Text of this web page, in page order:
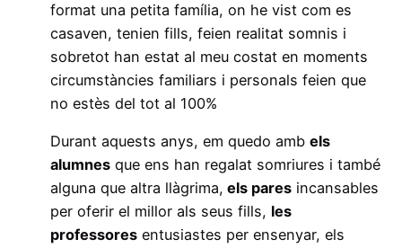
format una petita família, on he vist com es
casaven, tenien fills, feien realitat somnis i
sobretot han estat al meu costat en moments
circumstàncies familiars i personals feien que
no estès del tot al 100%
Durant aquests anys, em quedo amb els
alumnes que ens han regalat somriures i també
alguna que altra llàgrima, els pares incansables
per oferir el millor als seus fills, les
professores entusiastes per ensenyar, els